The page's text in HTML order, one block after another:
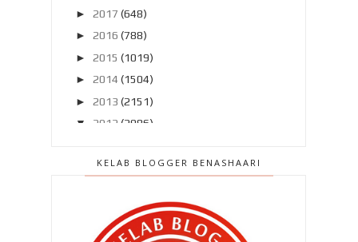
► 2017 (648)
► 2016 (788)
► 2015 (1019)
► 2014 (1504)
► 2013 (2151)
▼
2012 (2986)
►November 2012 (211)
September 2012(260)
►Ogos 2012(210)
KELAB BLOGGER BENASHAARI